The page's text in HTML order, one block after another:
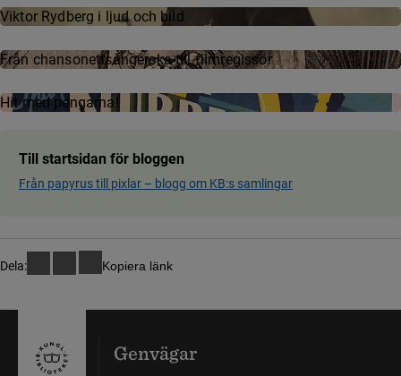
Viktor Rydberg i ljud och bild
Från chan­so­nett­sång­ers­ka till film­re­gis­sör
Hit med peng­ar­na!
Till startsidan för bloggen
Från papyrus till pixlar ­– blog­g om KB:s samling­ar
Dela: Kopiera länk
Genvägar